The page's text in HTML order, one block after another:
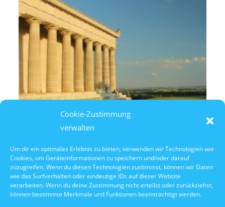
Cookie-Zustimmung
verwalten
Um dir ein optimales Erlebnis zu bieten, verwenden wir Technologien wie
Cookies, um Geräteinformationen zu speichern und/oder darauf
zuzugreifen. Wenn du diesen Technologien zustimmst, können wir Daten
wie das Surfverhalten oder eindeutige IDs auf dieser Website
verarbeiten. Wenn du deine Zustimmung nicht erteilst oder zurückziehst,
können bestimmte Merkmale und Funktionen beeinträchtigt werden.
10. Oktober 2026
10:30 Uhr Walhalla Schifffahrt